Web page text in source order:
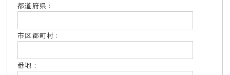
都道府県 :
市区郡町村 :
番地 :